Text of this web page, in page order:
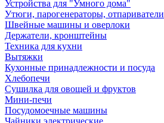
Устройства для "Умного дома"
Утюги, парогенераторы, отпариватели
Швейные машины и оверлоки
Держатели, кронштейны
Техника для кухни
Вытяжки
Кухонные принадлежности и посуда
Хлебопечи
Сушилка для овощей и фруктов
Мини-печи
Посудомоечные машины
Чайники электрические